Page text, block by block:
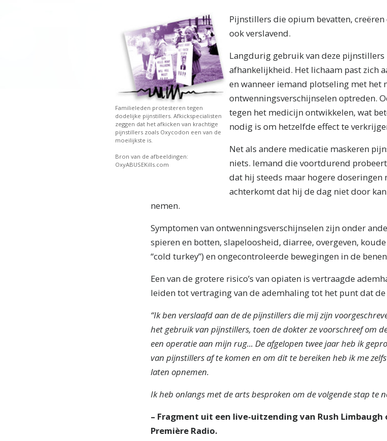
Familieleden protesteren tegen
dodelijke pijnstillers. Afkickspecialisten
zeggen dat het afkicken van krachtige
pijnstillers zoals Oxycodon een van de
moeilijkste is.
Bron van de afbeeldingen:
OxyABUSEKills.com
Pijnstillers die opium bevatten,
ook verslavend.
Langdurig gebruik van deze
afhankelijkheid. Het lichaam past zich
en wanneer iemand plotseling met het
ontwenningsverschijnselen optreden.
tegen het medicijn ontwikkelen, wat
nodig is om hetzelfde effect te
Net als andere medicatie maskeren
niets. Iemand die voortdurend
dat hij steeds maar hogere doseringen
achterkomt dat hij de dag niet door
nemen.
Symptomen van ontwenningsverschijnselen zijn onder
spieren en botten, slapeloosheid, diarree, overgeven,
“cold turkey”) en ongecontroleerde bewegingen in de
Een van de grotere risico’s van opiaten is vertraagde
leiden tot vertraging van de ademhaling tot het punt dat
“Ik ben verslaafd aan de de pijnstillers die mij zijn
het gebruik van pijnstillers, toen de dokter ze voorschreef om
een operatie aan mijn rug... De afgelopen twee jaar heb ik
van pijnstillers af te komen en om dit te bereiken heb ik me
laten opnemen.
Ik heb onlangs met de arts besproken om de volgende stap te
– Fragment uit een live-uitzending van Rush
Première Radio.